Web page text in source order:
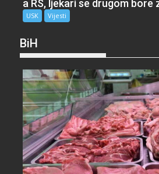
a RS, ljekari se drugom bore
USK Vijesti
BiH